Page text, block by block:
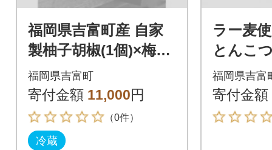
福岡県吉富町産 自家
製柚子胡椒(1個)×梅さ
ん珈琲の自家焙煎珈琲
ゲイシャドリップ(5
個)セット
福岡県吉富町
寄付金額 11,000円
（0件）
冷蔵
ラー麦
とんこ
丸(8食)
しソー
町)
福岡県吉富
寄付金額